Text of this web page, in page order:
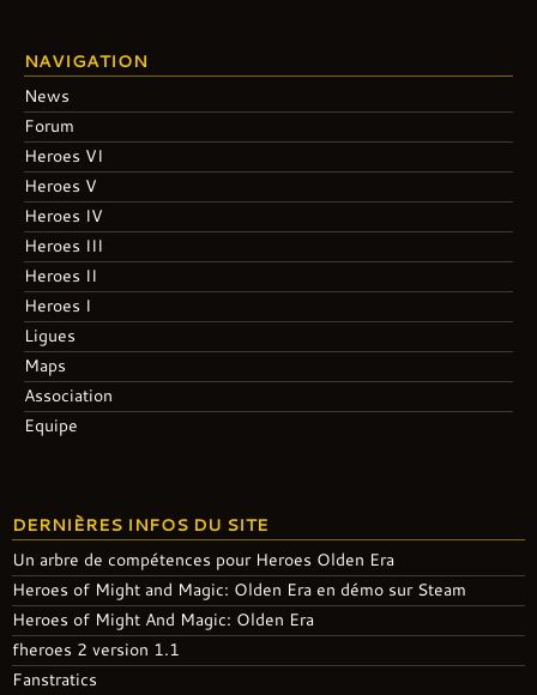
NAVIGATION
News
Forum
Heroes VI
Heroes V
Heroes IV
Heroes III
Heroes II
Heroes I
Ligues
Maps
Association
Equipe
DERNIÈRES INFOS DU SITE
Un arbre de compétences pour Heroes Olden Era
Heroes of Might and Magic: Olden Era en démo sur Steam
Heroes of Might And Magic: Olden Era
fheroes 2 version 1.1
Fanstratics